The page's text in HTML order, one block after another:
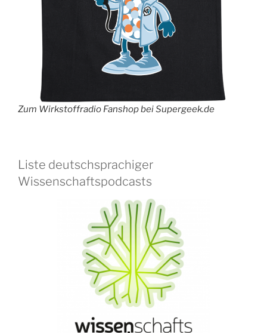
Zum Wirkstoffradio Fanshop bei Supergeek.de
Liste deutschsprachiger
Wissenschaftspodcasts